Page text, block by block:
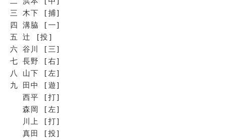
三 木下 [捕]
四 溝脇 [一]
五 辻 [投]
六 谷川 [三]
七 長野 [右]
八 山下 [左]
九 田中 [遊]
西平 [打]
森岡 [左]
川上 [打]
真田 [投]